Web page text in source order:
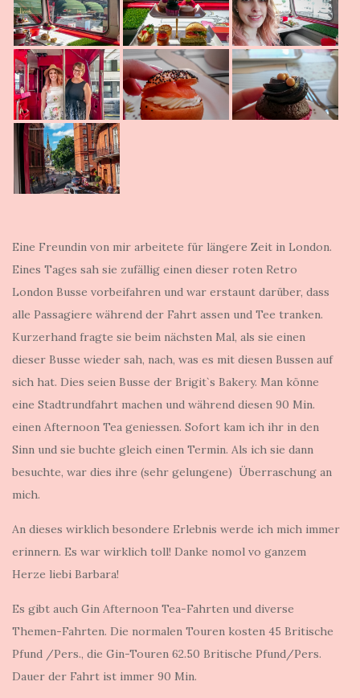
Eine Freundin von mir arbeitete für längere Zeit in London.
Eines Tages sah sie zufällig einen dieser roten Retro
London Busse vorbeifahren und war erstaunt darüber, dass
alle Passagiere während der Fahrt assen und Tee tranken.
Kurzerhand fragte sie beim nächsten Mal, als sie einen
dieser Busse wieder sah, nach, was es mit diesen Bussen auf
sich hat. Dies seien Busse der Brigit`s Bakery. Man könne
eine Stadtrundfahrt machen und während diesen 90 Min.
einen Afternoon Tea geniessen. Sofort kam ich ihr in den
Sinn und sie buchte gleich einen Termin. Als ich sie dann
besuchte, war dies ihre (sehr gelungene) Überraschung an
mich.
An dieses wirklich besondere Erlebnis werde ich mich immer
erinnern. Es war wirklich toll! Danke nomol vo ganzem
Herze liebi Barbara!
Es gibt auch Gin Afternoon Tea-Fahrten und diverse
Themen-Fahrten. Die normalen Touren kosten 45 Britische
Pfund /Pers., die Gin-Touren 62.50 Britische Pfund/Pers.
Dauer der Fahrt ist immer 90 Min.